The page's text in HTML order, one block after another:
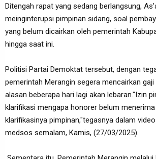
Ditengah rapat yang sedang berlangsung,
meinginterupsi pimpinan sidang, soal
yang belum dicairkan oleh pemerintah
hingga saat ini.
Politisi Partai Demoktat tersebut, dengan
pemerintah Merangin segera mencairkan
alasan beberapa hari lagi akan lebaran."Izin
klarifikasi mengapa honorer belum
klarifikasinya pimpinan,"tegasnya dalam
medsos semalam, Kamis, (27/03/2025).